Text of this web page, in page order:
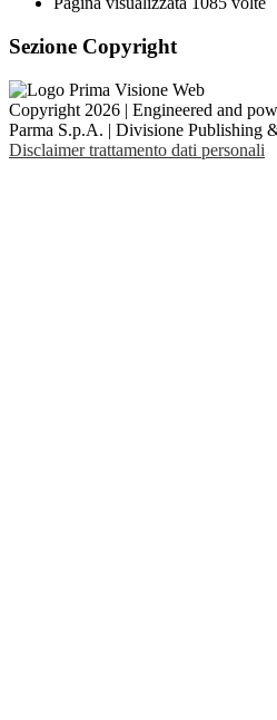
Sezione Copyright
Copyright 2026 | Engineered and
Parma S.p.A. | Divisione Publishing
Disclaimer trattamento dati personali